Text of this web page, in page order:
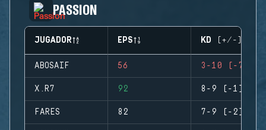
PASSION
JUGADOR EPS KD (+/-)
ABOSAIF 56 3-10 (-7)
X.R7 92 8-9 (-1)
FARES 82 7-9 (-2)